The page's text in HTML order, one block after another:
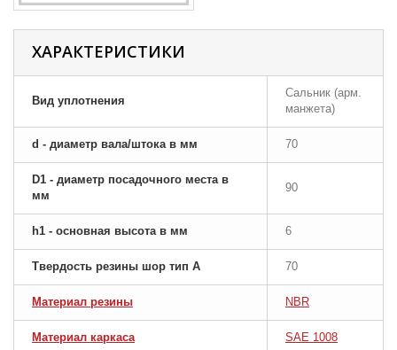
ХАРАКТЕРИСТИКИ
Вид уплотнения
Сальник (арм.
манжета)
d - диаметр вала/штока в мм 70
D1 - диаметр посадочного места в
мм
90
h1 - основная высота в мм 6
Твердость резины шор тип A 70
Материал резины NBR
Материал каркаса SAE 1008